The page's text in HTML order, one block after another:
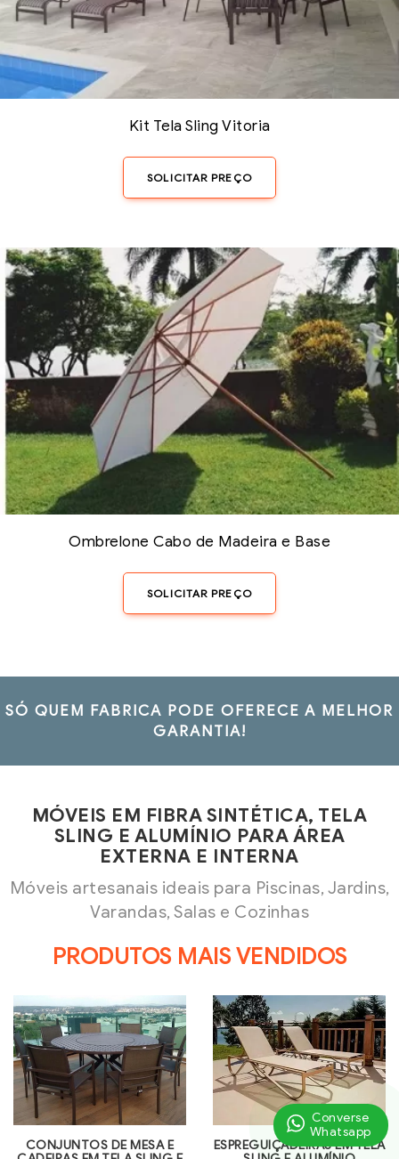
Converse
Whatsapp
Kit Tela Sling Vitoria
SOLICITAR PREÇO
Ombrelone Cabo de Madeira e Base
SOLICITAR PREÇO
SÓ QUEM FABRICA PODE OFERECE A MELHOR
GARANTIA!
MÓVEIS EM FIBRA SINTÉTICA, TELA
SLING E ALUMÍNIO PARA ÁREA
EXTERNA E INTERNA
Móveis artesanais ideais para Piscinas, Jardins,
Varandas, Salas e Cozinhas
PRODUTOS MAIS VENDIDOS
CONJUNTOS DE MESA E
ESPREGUIÇADEIRAS EM TELA